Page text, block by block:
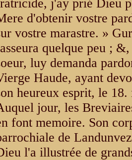
j'ay prié Dieu
d'obtenir vostre
vostre marastre. »
quelque peu ;
luy demanda
Haude, ayant
heureux esprit, le
jour, les
font memoire. Son
de
l'a illustrée de